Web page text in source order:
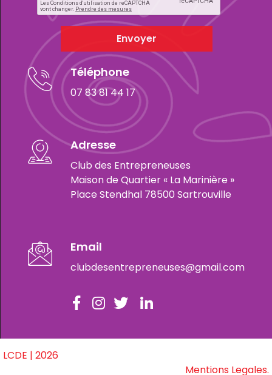
Envoyer
Téléphone
07 83 81 44 17
Adresse
Club des Entrepreneuses
Maison de Quartier « La Marinière »
Place Stendhal 78500 Sartrouville
Email
clubdesentrepreneuses@gmail.com
LCDE | 2026
Mentions Legales.